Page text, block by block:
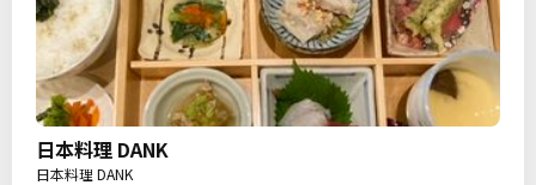
日本料理 DANK
日本料理 DANK